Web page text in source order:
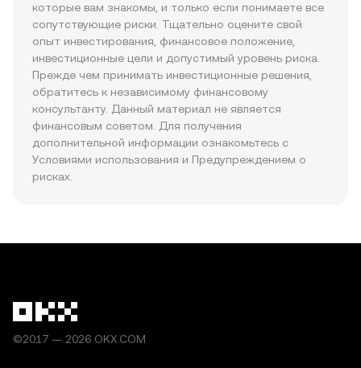
которые вам знакомы, и только если понимаете все
сопутствующие риски. Тщательно оцените свой
опыт инвестирования, финансовое положение,
инвестиционные цели и допустимый уровень риска.
Прежде чем принимать инвестиционные решения,
обратитесь к независимому финансовому
консультанту. Данный материал не является
финансовым советом. Для получения
дополнительной информации ознакомьтесь с
Условиями использования и Предупреждением о
рисках.
©2017 — 2026 OKX.COM